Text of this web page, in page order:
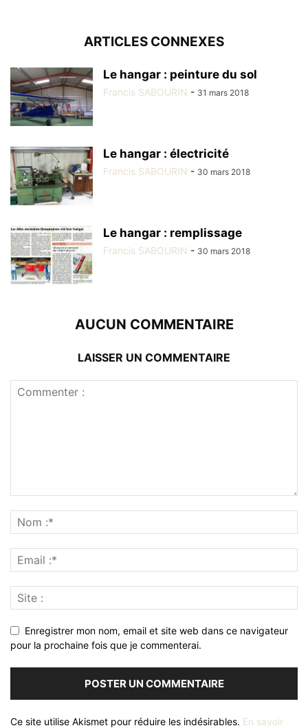
ARTICLES CONNEXES
Le hangar : peinture du sol
Francis SABOURIN - 31 mars 2018
Le hangar : électricité
Francis SABOURIN - 30 mars 2018
Le hangar : remplissage
Francis SABOURIN - 30 mars 2018
AUCUN COMMENTAIRE
LAISSER UN COMMENTAIRE
Enregistrer mon nom, email et site web dans ce navigateur
pour la prochaine fois que je commenterai.
Ce site utilise Akismet pour réduire les indésirables. En savoir